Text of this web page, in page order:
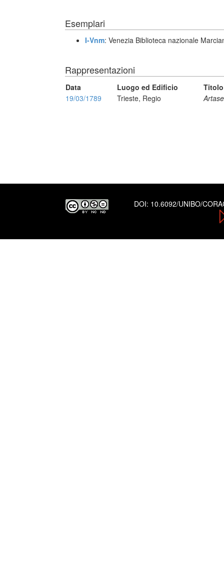
Esemplari
I-Vnm: Venezia Biblioteca nazionale
Rappresentazioni
Data Luogo ed Edificio
Titolo
19/03/1789
Trieste, Regio
DOI: 10.6092/UNIBO/